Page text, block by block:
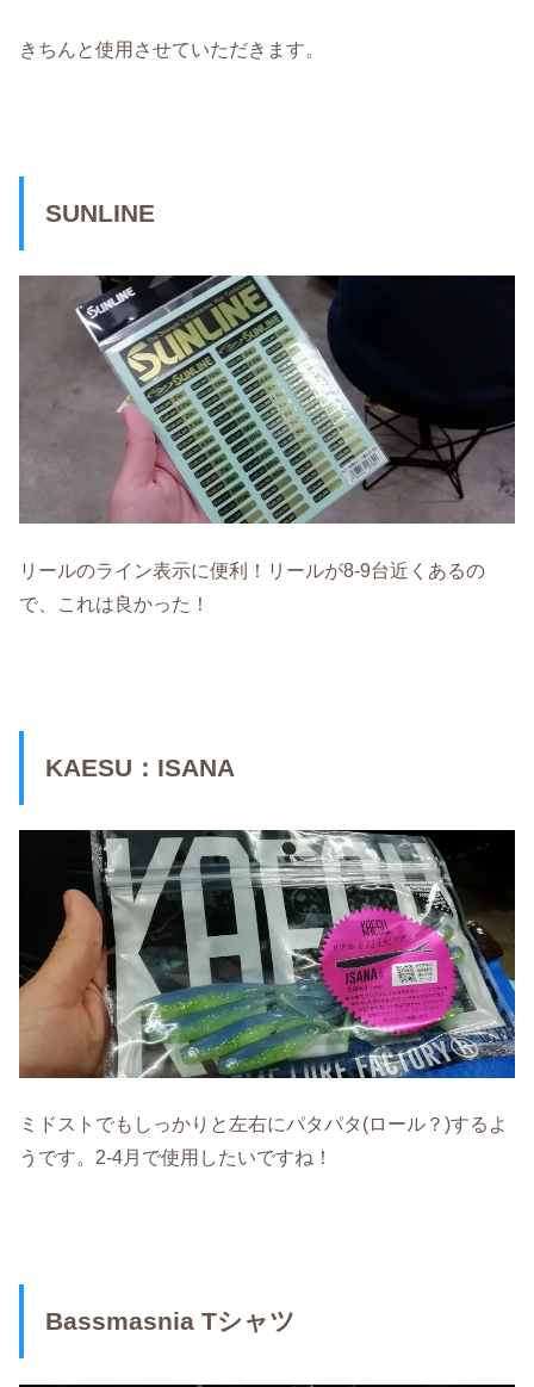
きちんと使用させていただきます。
SUNLINE
リールのライン表示に便利！リールが8-9台近くあるの
で、これは良かった！
KAESU：ISANA
ミドストでもしっかりと左右にパタパタ(ロール？)するよ
うです。2-4月で使用したいですね！
Bassmasnia Tシャツ